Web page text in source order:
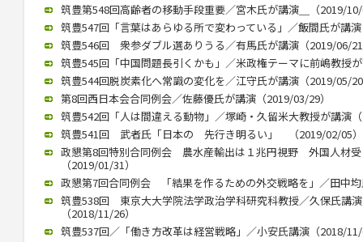
筑豊第548回高齢者の移動手段重要／宮木氏が講演＿（2019/
筑豊547回「言葉はあらゆる所で変わっている」／飯間氏が講
筑豊546回 衆参ダブル選ありうる／有馬氏が講演（2019/06/
筑豊545回「中国問題長引くかも」／米政権テーマに前嶋教授
筑豊544回脱炭素化へ常識の変化を／江守氏が講演（2019/05/
第8回西日本会合同例会／佐藤優氏が講演（2019/03/29）
筑豊542回「人は間違える動物」／塚崎・久留米大教授が講演
筑豊541回 武者氏「日本の 先行き明るい」 （2019/02/05）
政懇第8回特別合同例会 農水産輸出は１兆円視野 外国人材受
（2019/01/31）
政懇第7回合同例会 「結果を作るための外交戦略を」／田中
筑豊538回 東京大大学院法学政治学科研究科教授／久保氏講
（2018/11/26）
筑豊537回／「働き方改革は経営戦略」／小安氏講演（2018/